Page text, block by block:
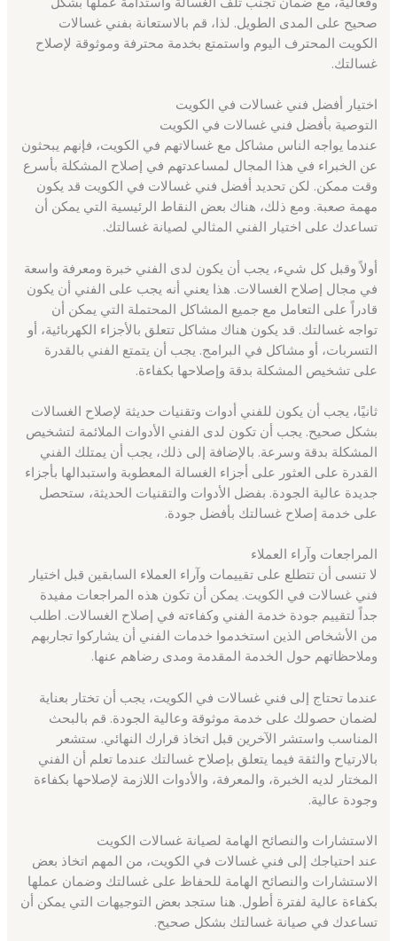
صحيح على المدى الطويل. لذا، قم بالاستعانة بفني غسالات
الكويت المحترف اليوم واستمتع بخدمة محترفة وموثوقة لإصلاح
غسالتك.
اختيار أفضل فني غسالات في الكويت
التوصية بأفضل فني غسالات في الكويت
عندما يواجه الناس مشاكل مع غسالاتهم في الكويت، فإنهم يبحثون
عن الخبراء في هذا المجال لمساعدتهم في إصلاح المشكلة بأسرع
وقت ممكن. لكن تحديد أفضل فني غسالات في الكويت قد يكون
مهمة صعبة. ومع ذلك، هناك بعض النقاط الرئيسية التي يمكن أن
تساعدك على اختيار الفني المثالي لصيانة غسالتك.
أولاً وقبل كل شيء، يجب أن يكون لدى الفني خبرة ومعرفة واسعة
في مجال إصلاح الغسالات. هذا يعني أنه يجب على الفني أن يكون
قادراً على التعامل مع جميع المشاكل المحتملة التي يمكن أن
تواجه غسالتك. قد يكون هناك مشاكل تتعلق بالأجزاء الكهربائية، أو
التسربات، أو مشاكل في البرامج. يجب أن يتمتع الفني بالقدرة
على تشخيص المشكلة بدقة وإصلاحها بكفاءة.
ثانيًا، يجب أن يكون للفني أدوات وتقنيات حديثة لإصلاح الغسالات
بشكل صحيح. يجب أن تكون لدى الفني الأدوات الملائمة لتشخيص
المشكلة بدقة وسرعة. بالإضافة إلى ذلك، يجب أن يمتلك الفني
القدرة على العثور على أجزاء الغسالة المعطوبة واستبدالها بأجزاء
جديدة عالية الجودة. بفضل الأدوات والتقنيات الحديثة، ستحصل
على خدمة إصلاح غسالتك بأفضل جودة.
المراجعات وآراء العملاء
لا تنسى أن تتطلع على تقييمات وآراء العملاء السابقين قبل اختيار
فني غسالات في الكويت. يمكن أن تكون هذه المراجعات مفيدة
جداً لتقييم جودة خدمة الفني وكفاءته في إصلاح الغسالات. اطلب
من الأشخاص الذين استخدموا خدمات الفني أن يشاركوا تجاربهم
وملاحظاتهم حول الخدمة المقدمة ومدى رضاهم عنها.
عندما تحتاج إلى فني غسالات في الكويت، يجب أن تختار بعناية
لضمان حصولك على خدمة موثوقة وعالية الجودة. قم بالبحث
المناسب واستشر الآخرين قبل اتخاذ قرارك النهائي. ستشعر
بالارتياح والثقة فيما يتعلق بإصلاح غسالتك عندما تعلم أن الفني
المختار لديه الخبرة، والمعرفة، والأدوات اللازمة لإصلاحها بكفاءة
وجودة عالية.
الاستشارات والنصائح الهامة لصيانة غسالات الكويت
عند احتياجك إلى فني غسالات في الكويت، من المهم اتخاذ بعض
الاستشارات والنصائح الهامة للحفاظ على غسالتك وضمان عملها
بكفاءة عالية لفترة أطول. هنا ستجد بعض التوجيهات التي يمكن أن
تساعدك في صيانة غسالتك بشكل صحيح.